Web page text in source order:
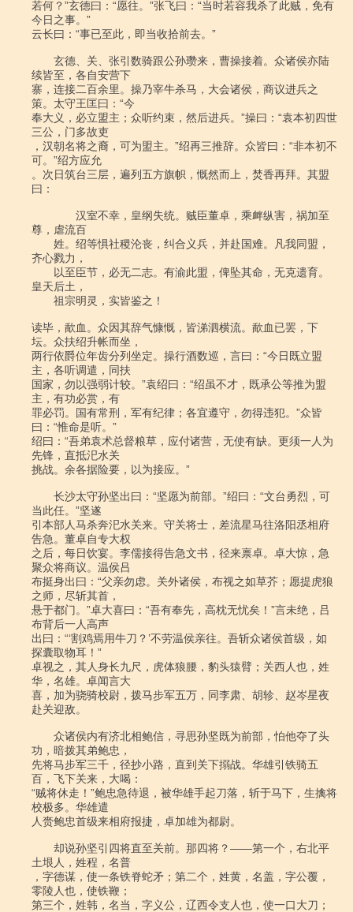
若何？”玄德曰：“愿往。”张飞曰：“当时若容我杀了此贼，免有
今日之事。”
云长曰：“事已至此，即当收拾前去。”
玄德、关、张引数骑跟公孙瓒来，曹操接着。众诸侯亦陆
续皆至，各自安营下
寨，连接二百余里。操乃宰牛杀马，大会诸侯，商议进兵之
策。太守王匡曰：“今
奉大义，必立盟主；众听约束，然后进兵。”操曰：“袁本初四世
三公，门多故吏
，汉朝名将之裔，可为盟主。”绍再三推辞。众皆曰：“非本初不
可。”绍方应允
。次日筑台三层，遍列五方旗帜，慨然而上，焚香再拜。其盟
曰：
汉室不幸，皇纲失统。贼臣董卓，乘衅纵害，祸加至
尊，虐流百
姓。绍等惧社稷沦丧，纠合义兵，并赴国难。凡我同盟，
齐心戮力，
以至臣节，必无二志。有渝此盟，俾坠其命，无克遗育。
皇天后土，
祖宗明灵，实皆鉴之！
读毕，歃血。众因其辞气慷慨，皆涕泗横流。歃血已罢，下
坛。众扶绍升帐而坐，
两行依爵位年齿分列坐定。操行酒数巡，言曰：“今日既立盟
主，各听调遣，同扶
国家，勿以强弱计较。”袁绍曰：“绍虽不才，既承公等推为盟
主，有功必赏，有
罪必罚。国有常刑，军有纪律；各宜遵守，勿得违犯。”众皆
曰：“惟命是听。”
绍曰：“吾弟袁术总督粮草，应付诸营，无使有缺。更须一人为
先锋，直抵汜水关
挑战。余各据险要，以为接应。”
长沙太守孙坚出曰：“坚愿为前部。”绍曰：“文台勇烈，可
当此任。”坚遂
引本部人马杀奔汜水关来。守关将士，差流星马往洛阳丞相府
告急。董卓自专大权
之后，每日饮宴。李儒接得告急文书，径来禀卓。卓大惊，急
聚众将商议。温侯吕
布挺身出曰：“父亲勿虑。关外诸侯，布视之如草芥；愿提虎狼
之师，尽斩其首，
悬于都门。”卓大喜曰：“吾有奉先，高枕无忧矣！”言未绝，吕
布背后一人高声
出曰：“‘割鸡焉用牛刀？’不劳温侯亲往。吾斩众诸侯首级，如
探囊取物耳！”
卓视之，其人身长九尺，虎体狼腰，豹头猿臂；关西人也，姓
华，名雄。卓闻言大
喜，加为骁骑校尉，拨马步军五万，同李肃、胡轸、赵岑星夜
赴关迎敌。
众诸侯内有济北相鲍信，寻思孙坚既为前部，怕他夺了头
功，暗拨其弟鲍忠，
先将马步军三千，径抄小路，直到关下搦战。华雄引铁骑五
百，飞下关来，大喝：
“贼将休走！”鲍忠急待退，被华雄手起刀落，斩于马下，生擒将
校极多。华雄遣
人赍鲍忠首级来相府报捷，卓加雄为都尉。
却说孙坚引四将直至关前。那四将？――第一个，右北平
土垠人，姓程，名普
，字德谋，使一条铁脊蛇矛；第二个，姓黄，名盖，字公覆，
零陵人也，使铁鞭；
第三个，姓韩，名当，字义公，辽西令支人也，使一口大刀；